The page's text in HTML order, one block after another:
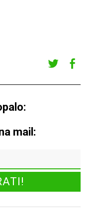
r
ook
mail: